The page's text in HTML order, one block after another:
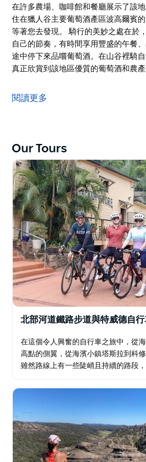
在許多農場、咖啡館和餐廳展示了該地
住在獵人谷主要葡萄酒產區波高爾賓
等著您去發現。 騎行的美妙之處在於
自己的節奏，有時間享用豐盛的午餐
途中停下來品嚐葡萄酒。在山谷裡騎
真正欣賞到該地區優質的葡萄酒和農產
的葡萄酒產區之一。 1832 年，詹姆斯·
Busby) 帶著來自西班牙和法國的
的產地。
在這個自助自行車之旅中，他們將帶
它所提供的一些最佳景點。展出的不
工橄欖生產商、巧克力製造商、廚師
場、咖啡館和餐廳展示了該地區最好
住在獵人谷主要葡萄酒產區波高爾賓
等著您去發現。
騎行的美妙之處在於，您可以自由設
間享用豐盛的午餐、品嚐當地美食或在
萄酒。在山谷裡騎自行車兩天，您可以
優質的葡萄酒和農產品。
閱讀更多
Our Tours
北部河道鐵路步道與特威德自
在這個令人興奮的自行車之旅中，從
高點的側翼，從海濱小鎮塔斯拉到科修
雖然路線上有一些陡峭且持續的路段
人難以置信的多樣性風景…